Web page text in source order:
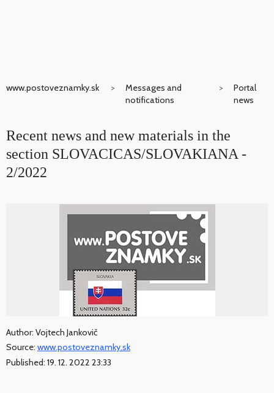
www.postoveznamky.sk
Messages and
notifications
Portal
news
Recent news and new materials in the
section SLOVACICAS/SLOVAKIANA -
2/2022
Author: Vojtech Jankovič
Source: www.postoveznamky.sk
Published: 19. 12. 2022 23:33